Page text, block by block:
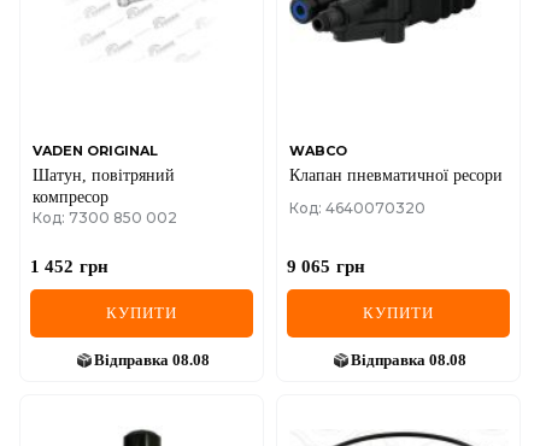
VADEN ORIGINAL
Шатун, повітряний
компресор
Код: 7300 850 002
1 452 грн
КУПИТИ
Відправка 08.08
WABCO
Клапан пневматичної ресори
Код: 4640070320
9 065 грн
КУПИТИ
Відправка 08.08